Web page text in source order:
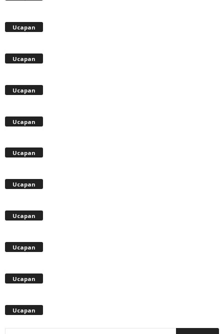
Ucapan
Ucapan
Ucapan
Ucapan
Ucapan
Ucapan
Ucapan
Ucapan
Ucapan
Ucapan